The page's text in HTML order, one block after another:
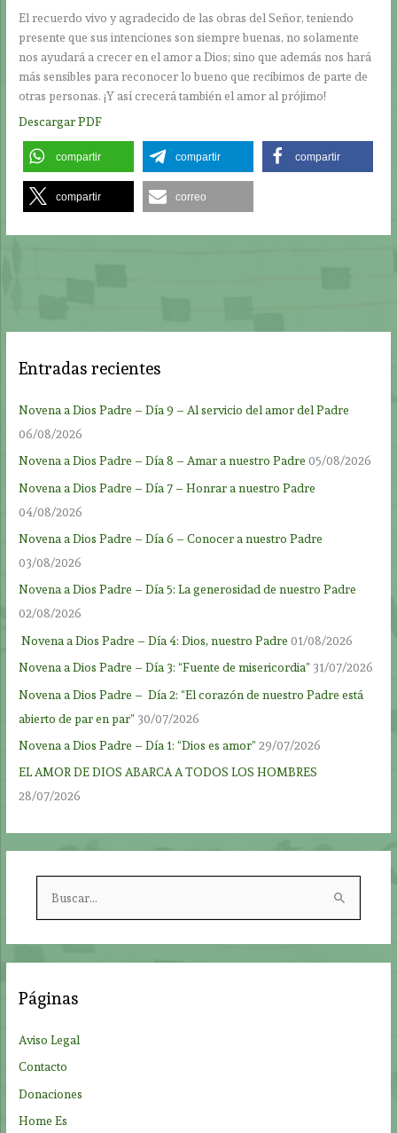
El recuerdo vivo y agradecido de las obras del Señor, teniendo
presente que sus intenciones son siempre buenas, no solamente
nos ayudará a crecer en el amor a Dios; sino que además nos hará
más sensibles para reconocer lo bueno que recibimos de parte de
otras personas. ¡Y así crecerá también el amor al prójimo!
Descargar PDF
compartir compartir compartir
compartir correo
Entradas recientes
Novena a Dios Padre – Día 9 – Al servicio del amor del Padre
06/08/2026
Novena a Dios Padre – Día 8 – Amar a nuestro Padre 05/08/2026
Novena a Dios Padre – Día 7 – Honrar a nuestro Padre
04/08/2026
Novena a Dios Padre – Día 6 – Conocer a nuestro Padre
03/08/2026
Novena a Dios Padre – Día 5: La generosidad de nuestro Padre
02/08/2026
Novena a Dios Padre – Día 4: Dios, nuestro Padre 01/08/2026
Novena a Dios Padre – Día 3: “Fuente de misericordia” 31/07/2026
Novena a Dios Padre – Día 2: “El corazón de nuestro Padre está
abierto de par en par” 30/07/2026
Novena a Dios Padre – Día 1: “Dios es amor” 29/07/2026
EL AMOR DE DIOS ABARCA A TODOS LOS HOMBRES
28/07/2026
r
:
Páginas
Aviso Legal
Contacto
Donaciones
Home Es